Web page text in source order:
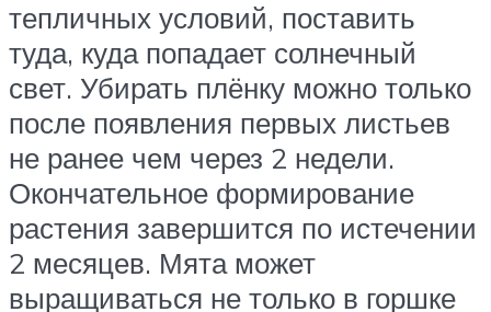
тепличных условий, поставить
туда, куда попадает солнечный
свет. Убирать плёнку можно только
после появления первых листьев
не ранее чем через 2 недели.
Окончательное формирование
растения завершится по истечении
2 месяцев. Мята может
выращиваться не только в горшке